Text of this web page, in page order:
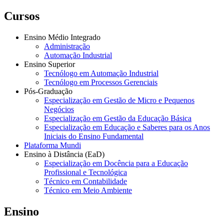
Cursos
Ensino Médio Integrado
Administração
Automação Industrial
Ensino Superior
Tecnólogo em Automação Industrial
Tecnólogo em Processos Gerenciais
Pós-Graduação
Especialização em Gestão de Micro e Pequenos
Negócios
Especialização em Gestão da Educação Básica
Especialização em Educação e Saberes para os Anos
Iniciais do Ensino Fundamental
Plataforma Mundi
Ensino à Distância (EaD)
Especialização em Docência para a Educação
Profissional e Tecnológica
Técnico em Contabilidade
Técnico em Meio Ambiente
Ensino